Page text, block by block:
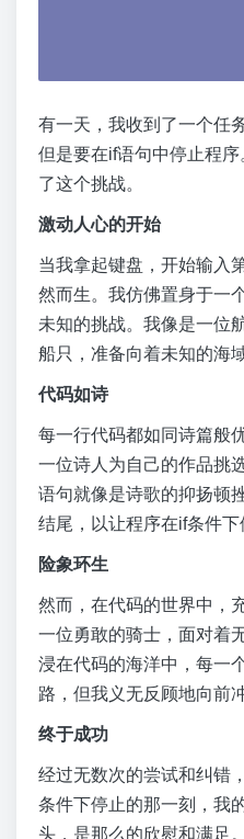
有一天，我收到了一个任
但是要在if语句中停止程
了这个挑战。
激动人心的开始
当我拿起键盘，开始输入
然而生。我仿佛置身于一
未知的挑战。我像是一位
船只，准备向着未知的海
代码如诗
每一行代码都如同诗篇般
一位诗人为自己的作品挑
语句就像是诗歌的抑扬顿
结尾，以让程序在if条件下
险象环生
然而，在代码的世界中，
一位勇敢的骑士，面对着
浸在代码的海洋中，每一
路，但我义无反顾地向前冲
终于成功
经过无数次的尝试和纠错
条件下停止的那一刻，我
头，是那么的欣慰和满足。